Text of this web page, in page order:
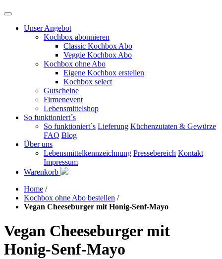
Unser Angebot
Kochbox abonnieren
Classic Kochbox Abo
Veggie Kochbox Abo
Kochbox ohne Abo
Eigene Kochbox erstellen
Kochbox select
Gutscheine
Firmenevent
Lebensmittelshop
So funktioniert´s
So funktioniert´s Lieferung Küchenzutaten & Gewürze
FAQ Blog
Über uns
Lebensmittelkennzeichnung Pressebereich Kontakt
Impressum
Warenkorb
Home /
Kochbox ohne Abo bestellen /
Vegan Cheeseburger mit Honig-Senf-Mayo
Vegan Cheeseburger mit
Honig-Senf-Mayo